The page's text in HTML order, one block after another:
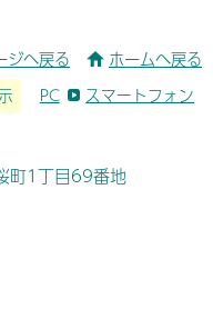
ジへ戻る ホームへ戻る
PC スマートフォン
町1丁目69番地